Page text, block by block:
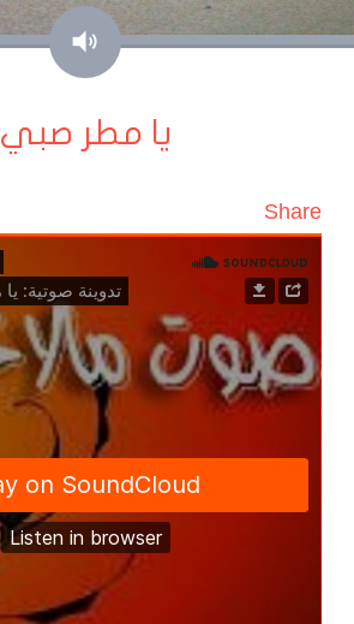
صوت
يا مطر صبي
Share